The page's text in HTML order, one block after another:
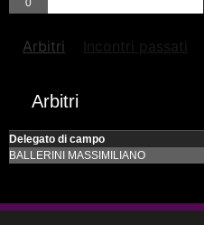
Arbitri Incontri passati
Arbitri
Delegato di campo
BALLERINI MASSIMILIANO